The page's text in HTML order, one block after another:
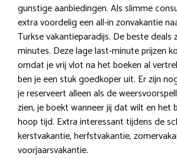
gunstige aanbiedingen. Als slimme
extra voordelig een all-in zonvakantie
Turkse vakantieparadijs. De beste deals
minutes. Deze lage last-minute prijzen
omdat je vrij vlot na het boeken al
ben je een stuk goedkoper uit. Er zijn
je reserveert alleen als de
zien, je boekt wanneer jij dat wilt en het
hoop tijd. Extra interessant tijdens de
kerstvakantie, herfstvakantie,
voorjaarsvakantie.